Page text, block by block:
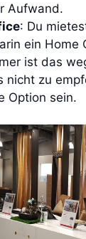
Aufwand.
: Du
ein Home
ist das
nicht zu
Option sein.